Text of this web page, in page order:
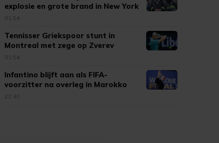
explosie en grote brand in New York
01:54
Tennisser Griekspoor stunt in
Montreal met zege op Zverev
01:54
Infantino blijft aan als FIFA-
voorzitter na overleg in Marokko
23:40